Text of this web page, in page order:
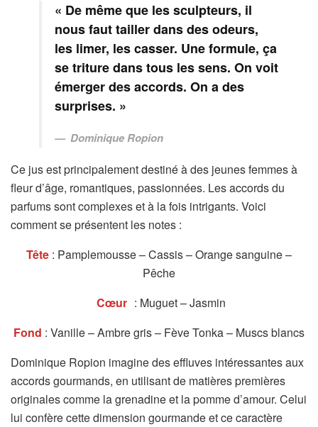
« De même que les sculpteurs, il
nous faut tailler dans des odeurs,
les limer, les casser. Une formule, ça
se triture dans tous les sens. On voit
émerger des accords. On a des
surprises. »
Dominique Ropion
Ce jus est principalement destiné à des jeunes femmes à
fleur d’âge, romantiques, passionnées. Les accords du
parfums sont complexes et à la fois intrigants. Voici
comment se présentent les notes :
Tête : Pamplemousse – Cassis – Orange sanguine –
Pêche
Cœur : Muguet – Jasmin
Fond : Vanille – Ambre gris – Fève Tonka – Muscs blancs
Dominique Ropion imagine des effluves intéressantes aux
accords gourmands, en utilisant de matières premières
originales comme la grenadine et la pomme d’amour. Celui
lui confère cette dimension gourmande et ce caractère